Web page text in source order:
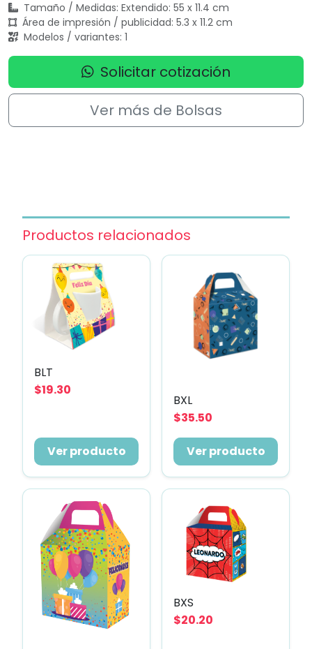
Tamaño / Medidas: Extendido: 55 x 11.4 cm
Área de impresión / publicidad: 5.3 x 11.2 cm
Modelos / variantes: 1
Solicitar cotización
Ver más de Bolsas
Productos relacionados
BLT
$19.30
Ver producto
BXL
$35.50
Ver producto
BXS
$20.20